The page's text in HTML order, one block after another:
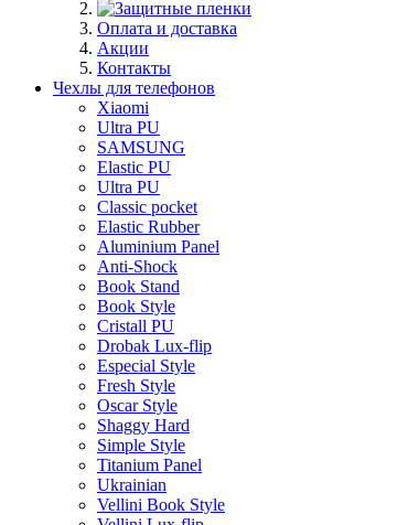
Оплата и доставка
Акции
Контакты
Чехлы для телефонов
Xiaomi
Ultra PU
SAMSUNG
Elastic PU
Ultra PU
Classic pocket
Elastic Rubber
Aluminium Panel
Anti-Shock
Book Stand
Book Style
Cristall PU
Drobak Lux-flip
Especial Style
Fresh Style
Oscar Style
Shaggy Hard
Simple Style
Titanium Panel
Ukrainian
Vellini Book Style